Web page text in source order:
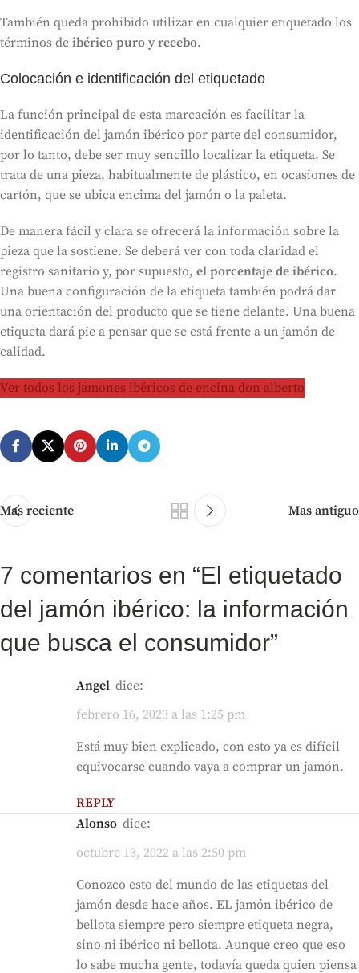
También queda prohibido utilizar en cualquier etiquetado los
términos de ibérico puro y recebo.
Colocación e identificación del etiquetado
La función principal de esta marcación es facilitar la
identificación del jamón ibérico por parte del consumidor,
por lo tanto, debe ser muy sencillo localizar la etiqueta. Se
trata de una pieza, habitualmente de plástico, en ocasiones de
cartón, que se ubica encima del jamón o la paleta.
De manera fácil y clara se ofrecerá la información sobre la
pieza que la sostiene. Se deberá ver con toda claridad el
registro sanitario y, por supuesto, el porcentaje de ibérico.
Una buena configuración de la etiqueta también podrá dar
una orientación del producto que se tiene delante. Una buena
etiqueta dará pie a pensar que se está frente a un jamón de
calidad.
Ver todos los jamones ibéricos de encina don alberto
Mas reciente Mas antiguo
7 comentarios en “El etiquetado
del jamón ibérico: la información
que busca el consumidor”
Angel dice:
febrero 16, 2023 a las 1:25 pm
Está muy bien explicado, con esto ya es difícil
equivocarse cuando vaya a comprar un jamón.
REPLY
Alonso dice:
octubre 13, 2022 a las 2:50 pm
Conozco esto del mundo de las etiquetas del
jamón desde hace años. EL jamón ibérico de
bellota siempre pero siempre etiqueta negra,
sino ni ibérico ni bellota. Aunque creo que eso
lo sabe mucha gente, todavía queda quien piensa